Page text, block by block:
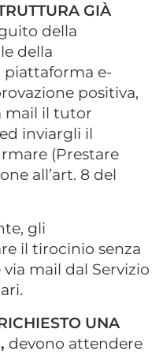
GIÀ
della
della
piattaforma e-
positiva,
mail il tutor
inviargli il
(Prestare
all’art. 8 del
gli
il tirocinio senza
mail dal Servizio
UNA
devono attendere